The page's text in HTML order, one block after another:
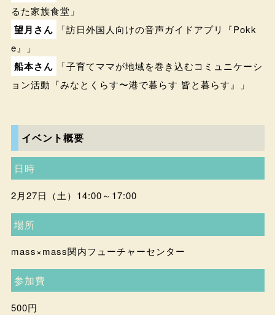
るた家族食堂」
望月さん
「訪日外国人向けの音声ガイドアプリ『Pokk
e』」
船本さん
「子育てママが地域を巻き込むコミュニケーシ
ョン活動『みなとくらす〜港で暮らす 皆と暮らす』」
イベント概要
日時
2月27日（土）14:00～17:00
場所
mass×mass関内フューチャーセンター
参加費
500円